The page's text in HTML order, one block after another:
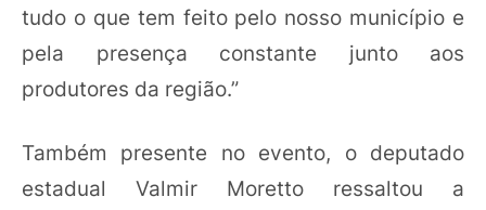
tudo o que tem feito pelo nosso município e
pela presença constante junto aos
produtores da região.”
Também presente no evento, o deputado
estadual Valmir Moretto ressaltou a